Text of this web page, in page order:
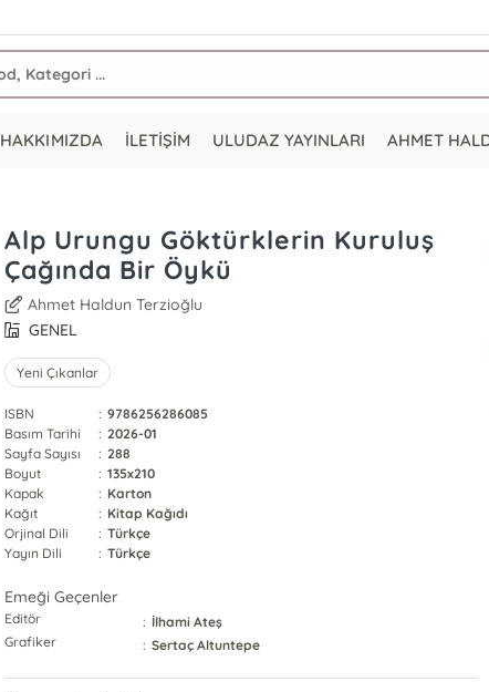
HAKKIMIZDA İLETİŞİM ULUDAZ YAYINLARI AHMET
Alp Urungu Göktürklerin Kuruluş
Çağında Bir Öykü
Ahmet Haldun Terzioğlu
GENEL
Yeni Çıkanlar
ISBN : 9786256286085
Basım Tarihi
: 2026-01
Sayfa Sayısı
: 288
Boyut
: 135x210
Kapak
: Karton
Kağıt
: Kitap Kağıdı
Orjinal Dili
: Türkçe
Yayın Dili
: Türkçe
Emeği Geçenler
Editör : İlhami Ateş
Grafiker
: Sertaç Altuntepe